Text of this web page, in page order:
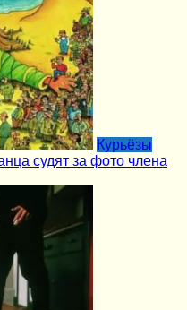
Курьёзы
судят за фото члена